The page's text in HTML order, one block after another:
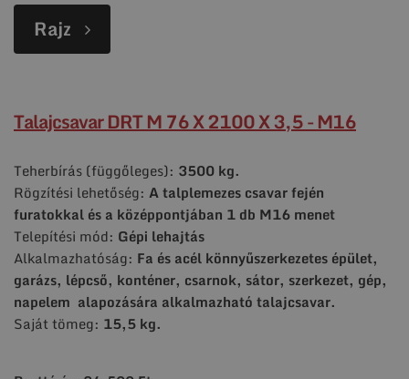
Rajz
Talajcsavar DRT M 76 X 2100 X 3,5 - M16
Teherbírás (függőleges): 3500 kg.
Rögzítési lehetőség: A talplemezes csavar fején
furatokkal és a középpontjában 1 db M16 menet
Telepítési mód: Gépi lehajtás
Alkalmazhatóság: Fa és acél könnyűszerkezetes épület,
garázs, lépcső, konténer, csarnok, sátor, szerkezet, gép,
napelem alapozására alkalmazható talajcsavar.
Saját tömeg: 15,5 kg.